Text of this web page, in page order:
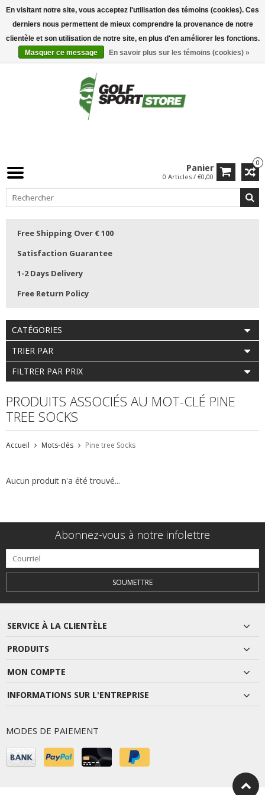
0
Panier
0 Articles / €0,00
Free Shipping Over € 100
Satisfaction Guarantee
1-2 Days Delivery
Free Return Policy
CATÉGORIES
TRIER PAR
FILTRER PAR PRIX
PRODUITS ASSOCIÉS AU MOT-CLÉ PINE
TREE SOCKS
Accueil Mots-clés Pine tree Socks
Aucun produit n'a été trouvé...
Abonnez-vous à notre infolettre
SOUMETTRE
SERVICE À LA CLIENTÈLE
PRODUITS
MON COMPTE
INFORMATIONS SUR L'ENTREPRISE
MODES DE PAIEMENT
En visitant notre site, vous acceptez l'utilisation des témoins (cookies). Ces
derniers nous permettent de mieux comprendre la provenance de notre
clientèle et son utilisation de notre site, en plus d'en améliorer les fonctions.
Masquer ce message
En savoir plus sur les témoins (cookies) »